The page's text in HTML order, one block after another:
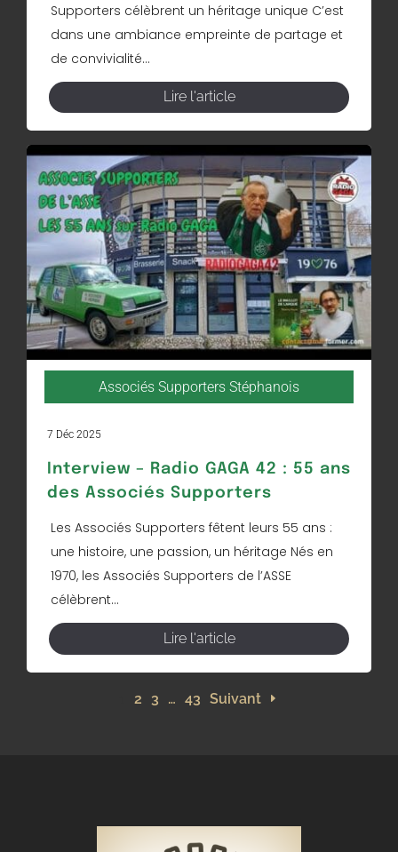
Supporters célèbrent un héritage unique C’est
dans une ambiance empreinte de partage et
de convivialité...
Lire l'article
Associés Supporters Stéphanois
7 Déc 2025
Interview – Radio GAGA 42 : 55 ans
des Associés Supporters
Les Associés Supporters fêtent leurs 55 ans :
une histoire, une passion, un héritage Nés en
1970, les Associés Supporters de l’ASSE
célèbrent...
Lire l'article
2 3 … 43 Suivant